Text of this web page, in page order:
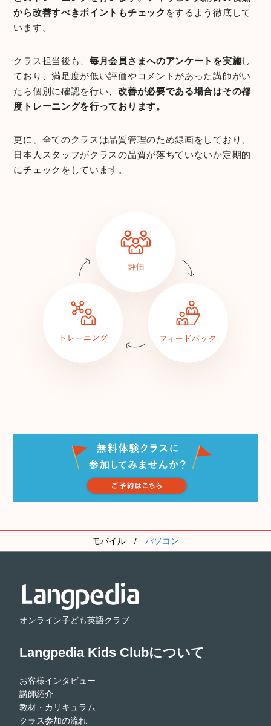
から改善すべきポイントもチェック をするよう徹底して
います。
クラス担当後も、毎月会員さまへのアンケートを実施し
ており、満足度が低い評価やコメントがあった講師がい
たら個別に確認を行い、改善が必要である場合はその都
度トレーニングを行っております。
更に、全てのクラスは品質管理のため録画をしており、
日本人スタッフがクラスの品質が落ちていないか定期的
にチェックをしています。
モバイル / パソコン
オンライン子ども英語クラブ
Langpedia Kids Clubについて
お客様インタビュー
講師紹介
教材・カリキュラム
クラス参加の流れ